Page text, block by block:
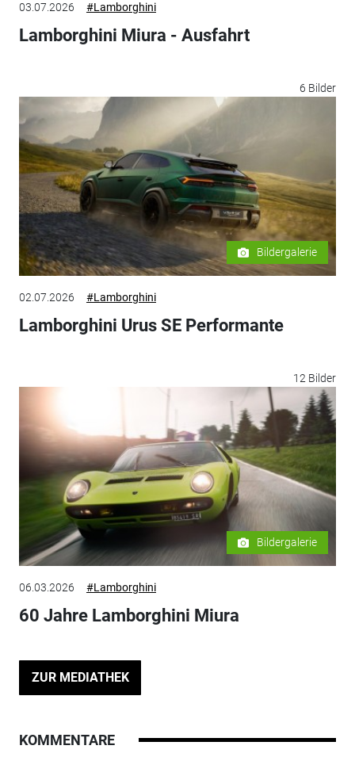
03.07.2026 #Lamborghini
Lamborghini Miura - Ausfahrt
6 Bilder
Bildergalerie
02.07.2026 #Lamborghini
Lamborghini Urus SE Performante
12 Bilder
Bildergalerie
06.03.2026 #Lamborghini
60 Jahre Lamborghini Miura
ZUR MEDIATHEK
KOMMENTARE